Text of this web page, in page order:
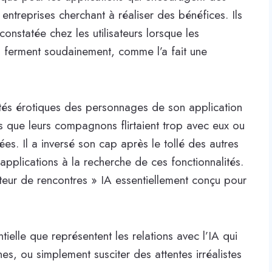
cherchant à réaliser des bénéfices. Ils
chez les utilisateurs lorsque les
soudainement, comme l’a fait une
érotiques des personnages de son application
leurs compagnons flirtaient trop avec eux ou
Il a inversé son cap après le tollé des autres
à la recherche de ces fonctionnalités.
de rencontres » IA essentiellement conçu pour
que représentent les relations avec l’IA qui
ou simplement susciter des attentes irréalistes